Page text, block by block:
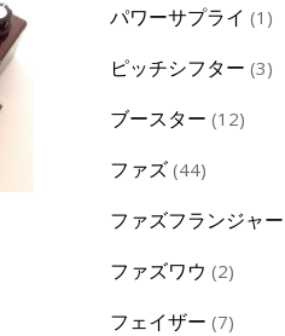
パワーサプライ 1 1
ピッチシフター 33
ブースター 1212
ファズ 4444
ファズフランジャー
ファズワウ 22
フェイザー 77